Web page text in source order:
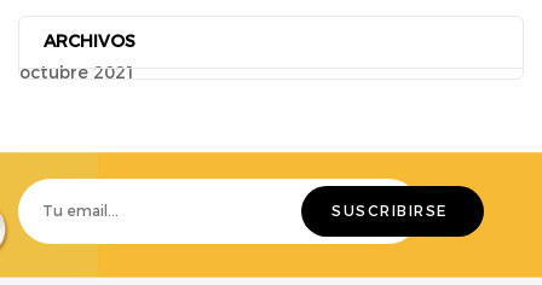
ARCHIVOS
octubre 2021